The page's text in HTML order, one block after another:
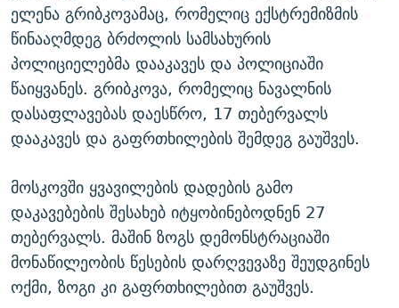
ელენა გრიბკოვამაც, რომელიც ექსტრემიზმის
წინააღმდეგ ბრძოლის სამსახურის
პოლიციელებმა დააკავეს და პოლიციაში
წაიყვანეს. გრიბკოვა, რომელიც ნავალნის
დასაფლავებას დაესწრო, 17 თებერვალს
დააკავეს და გაფრთხილების შემდეგ გაუშვეს.
მოსკოვში ყვავილების დადების გამო
დაკავებების შესახებ იტყობინებოდნენ 27
თებერვალს. მაშინ ზოგს დემონსტრაციაში
მონაწილეობის წესების დარღვევაზე შეუდგინეს
ოქმი, ზოგი კი გაფრთხილებით გაუშვეს.